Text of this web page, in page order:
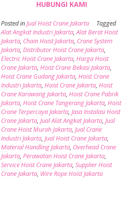
HUBUNGI KAMI
Posted inJual Hoist Crane Jakarta
Tagged
Alat Angkat Industri Jakarta,Alat Berat Hoist
Jakarta, Chain Hoist Jakarta, Crane System
Jakarta, Distributor Hoist Crane Jakarta,
Electric Hoist Crane Jakarta, Harga Hoist
Crane Jakarta, Hoist Crane Bekasi Jakarta,
Hoist Crane Gudang Jakarta, Hoist Crane
Industri Jakarta, Hoist Crane Jakarta, Hoist
Crane Karawang Jakarta, Hoist Crane Pabrik
Jakarta, Hoist Crane Tangerang Jakarta, Hoist
Crane Terpercaya Jakarta, Jasa Instalasi Hoist
Crane Jakarta, Jual Alat Angkat Jakarta, Jual
Crane Hoist Murah Jakarta, Jual Crane
Industri Jakarta, Jual Hoist Crane Jakarta,
Material Handling Jakarta, Overhead Crane
Jakarta, Perawatan Hoist Crane Jakarta,
Service Hoist Crane Jakarta, Supplier Hoist
Crane Jakarta, Wire Rope Hoist Jakarta